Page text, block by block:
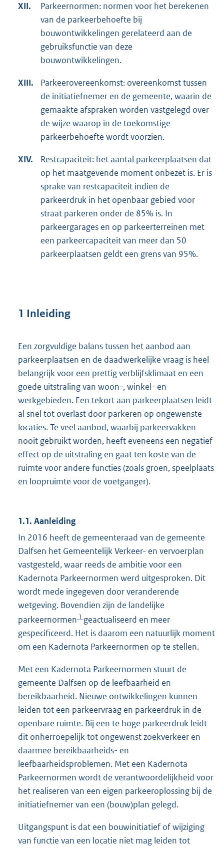
XII.
Parkeernormen: normen voor het berekenen
van de parkeerbehoefte bij
bouwontwikkelingen gerelateerd aan de
gebruiksfunctie van deze
bouwontwikkelingen.
XIII.
Parkeerovereenkomst: overeenkomst tussen
de initiatiefnemer en de gemeente, waarin de
gemaakte afspraken worden vastgelegd over
de wijze waarop in de toekomstige
parkeerbehoefte wordt voorzien.
XIV.
Restcapaciteit: het aantal parkeerplaatsen dat
op het maatgevende moment onbezet is. Er is
sprake van restcapaciteit indien de
parkeerdruk in het openbaar gebied voor
straat parkeren onder de 85% is. In
parkeergarages en op parkeerterreinen met
een parkeercapaciteit van meer dan 50
parkeerplaatsen geldt een grens van 95%.
1 Inleiding
Een zorgvuldige balans tussen het aanbod aan
parkeerplaatsen en de daadwerkelijke vraag is heel
belangrijk voor een prettig verblijfsklimaat en een
goede uitstraling van woon-, winkel- en
werkgebieden. Een tekort aan parkeerplaatsen leidt
al snel tot overlast door parkeren op ongewenste
locaties. Te veel aanbod, waarbij parkeervakken
nooit gebruikt worden, heeft eveneens een negatief
effect op de uitstraling en gaat ten koste van de
ruimte voor andere functies (zoals groen, speelplaats
en loopruimte voor de voetganger).
1.1. Aanleiding
In 2016 heeft de gemeenteraad van de gemeente
Dalfsen het Gemeentelijk Verkeer- en vervoerplan
vastgesteld, waar reeds de ambitie voor een
Kadernota Parkeernormen werd uitgesproken. Dit
wordt mede ingegeven door veranderende
wetgeving. Bovendien zijn de landelijke
parkeernormen 1 geactualiseerd en meer
gespecificeerd. Het is daarom een natuurlijk moment
om een Kadernota Parkeernormen op te stellen.
Met een Kadernota Parkeernormen stuurt de
gemeente Dalfsen op de leefbaarheid en
bereikbaarheid. Nieuwe ontwikkelingen kunnen
leiden tot een parkeervraag en parkeerdruk in de
openbare ruimte. Bij een te hoge parkeerdruk leidt
dit onherroepelijk tot ongewenst zoekverkeer en
daarmee bereikbaarheids- en
leefbaarheidsproblemen. Met een Kadernota
Parkeernormen wordt de verantwoordelijkheid voor
het realiseren van een eigen parkeeroplossing bij de
initiatiefnemer van een (bouw)plan gelegd.
Uitgangspunt is dat een bouwinitiatief of wijziging
van functie van een locatie niet mag leiden tot